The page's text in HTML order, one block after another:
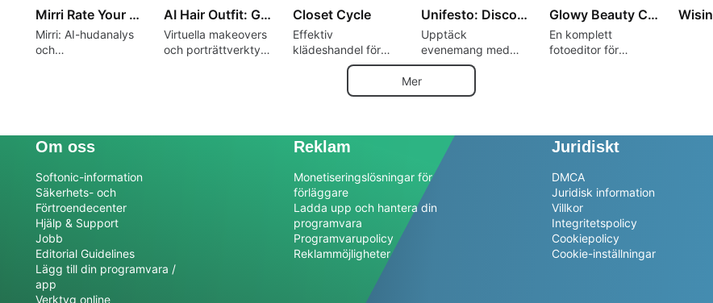
Mirri Rate Your Skin
Mirri: AI-hudanalys
och
AI Hair Outfit: Get The Look
Virtuella makeovers
och porträttverktyg
Closet Cycle
Effektiv
klädeshandel för
hållbar mode
Unifesto: Discover Events
Upptäck
evenemang med
Unifesto
Glowy Beauty Cam: Photo Editor
En komplett
fotoeditor för
Wisin
Mer
Om oss
Softonic-information
Säkerhets- och
Förtroendecenter
Hjälp & Support
Jobb
Editorial Guidelines
Lägg till din programvara /
app
Verktyg online
Reklam
Monetiseringslösningar för
förläggare
Ladda upp och hantera din
programvara
Programvarupolicy
Reklammöjligheter
Juridiskt
DMCA
Juridisk information
Villkor
Integritetspolicy
Cookiepolicy
Cookie-inställningar